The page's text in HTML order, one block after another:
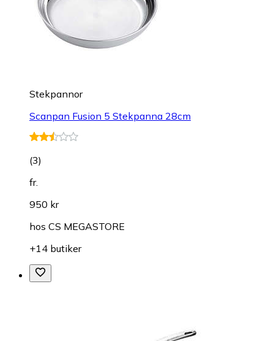
Stekpannor
Scanpan Fusion 5 Stekpanna 28cm
(3)
fr.
950 kr
hos CS MEGASTORE
+14 butiker